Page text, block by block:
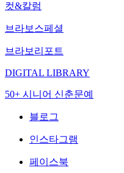
컷&칼럼
브라보스페셜
브라보리포트
DIGITAL LIBRARY
50+ 시니어 신춘문예
블로그
인스타그램
페이스북